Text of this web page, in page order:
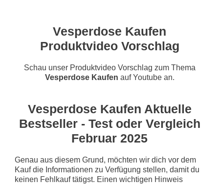
Vesperdose Kaufen
Produktvideo Vorschlag
Schau unser Produktvideo Vorschlag zum Thema
Vesperdose Kaufen auf Youtube an.
Vesperdose Kaufen Aktuelle
Bestseller - Test oder Vergleich
Februar 2025
Genau aus diesem Grund, möchten wir dich vor dem
Kauf die Informationen zu Verfügung stellen, damit du
keinen Fehlkauf tätigst. Einen wichtigen Hinweis